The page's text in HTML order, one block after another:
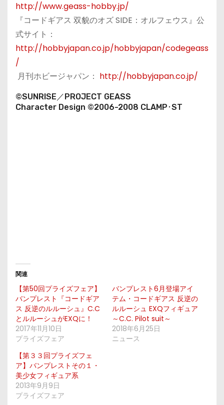
http://www.geass-hobby.jp/
『コードギアス 双貌のオズ SIDE：オルフェウス』公
式サイト：
http://hobbyjapan.co.jp/hobbyjapan/codegeass
/
月刊ホビージャパン： http://hobbyjapan.co.jp/
©SUNRISE／PROJECT GEASS
Character Design ©2006-2008 CLAMP･ST
関連
【第50回プライズフェア】
バンプレスト『コードギア
ス 反逆のルルーシュ』C.C
とルルーシュがEXQに！
2017年11月10日
プライズフェア
バンプレスト6月登場アイ
テム・コードギアス 反逆の
ルルーシュ EXQフィギュア
～C.C. Pilot suit～
2018年6月25日
ニュース
【第３３回プライズフェ
ア】バンプレストその１・
美少女フィギュア系
2013年9月9日
プライズフェア